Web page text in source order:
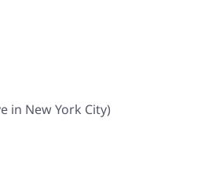
in New York City)